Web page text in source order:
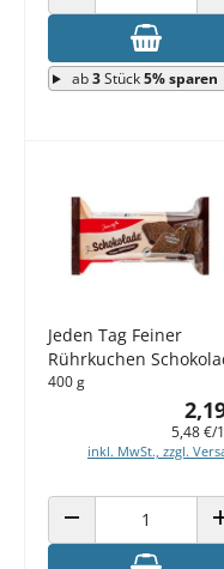
ANZAHL VERRINGERN
ab3Stück5% sparen
Jeden Tag Feiner
Rührkuchen
400 g
5,48 €/
inkl. MwSt., zzgl.
ANZAHL VERRINGERN